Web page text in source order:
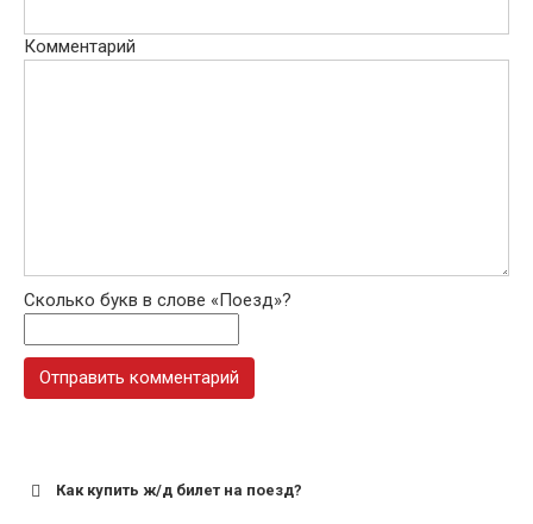
Комментарий
Сколько букв в слове «Поезд»?
Как купить ж/д билет на поезд?